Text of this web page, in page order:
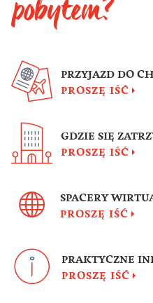
PRZYJAZD DO
PROSZĘ IŚĆ
GDZIE SIĘ
PROSZĘ IŚĆ
SPACERY
PROSZĘ IŚĆ
PRAKTYCZNE
PROSZĘ IŚĆ